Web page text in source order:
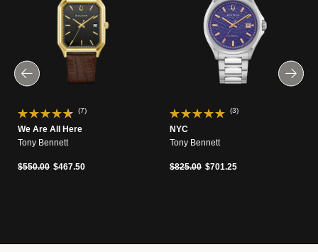
(7)
We Are All Here
Tony Bennett
Precio reducido de
$550.00a$467.50
(3)
NYC
Tony Bennett
Precio reducido de
$825.00a$701.25